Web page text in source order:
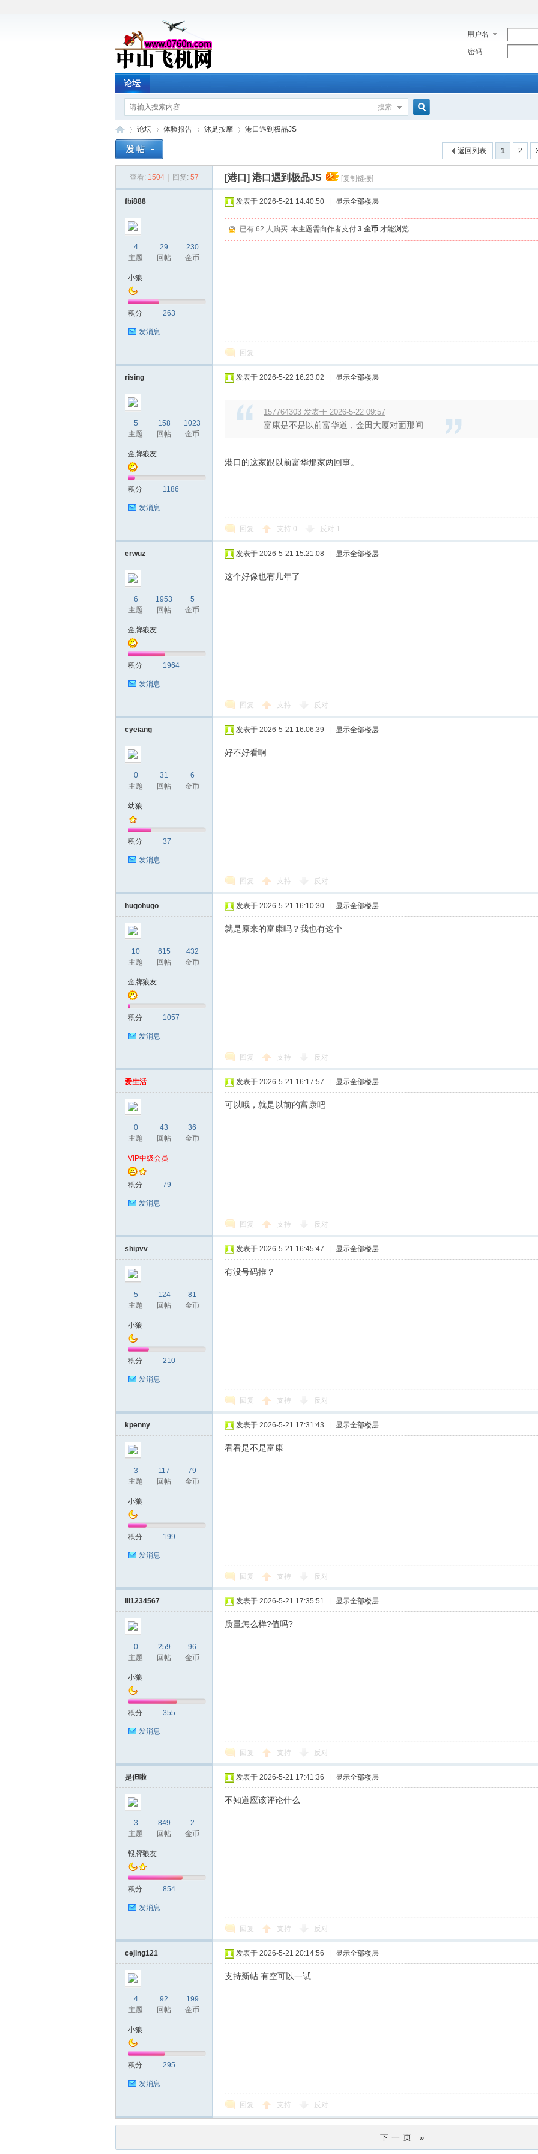
用户名
密码
论坛
搜索
机
论坛
›
体验报告
›
沐足按摩
›
港口遇到极品JS
1 2
返回列表
查看: 1504 回复: 57 [港口] 港口遇到极品JS [复制链接]
fbi888
4
主题
29
回帖
230
金币
小狼
积分 263
发消息
发表于 2026-5-21 14:40:50 显示全部楼层
已有 62 人购买 本主题需向作者支付 3 金币 才能浏览
回复
rising
5
主题
158
回帖
1023
金币
金牌狼友
积分 1186
发消息
发表于 2026-5-22 16:23:02 显示全部楼层
157764303 发表于 2026-5-22 09:57
富康是不是以前富华道，金田大厦对面那间
港口的这家跟以前富华那家两回事。
回复 支持 0 反对 1
erwuz
6
主题
1953
回帖
5
金币
金牌狼友
积分 1964
发消息
发表于 2026-5-21 15:21:08 显示全部楼层
这个好像也有几年了
回复 支持 反对
cyeiang
0
主题
31
回帖
6
金币
幼狼
积分 37
发消息
发表于 2026-5-21 16:06:39 显示全部楼层
好不好看啊
回复 支持 反对
hugohugo
10
主题
615
回帖
432
金币
金牌狼友
积分 1057
发消息
发表于 2026-5-21 16:10:30 显示全部楼层
就是原来的富康吗？我也有这个
回复 支持 反对
爱生活
0
主题
43
回帖
36
金币
VIP中级会员
积分 79
发消息
发表于 2026-5-21 16:17:57 显示全部楼层
可以哦，就是以前的富康吧
回复 支持 反对
shipvv
5
主题
124
回帖
81
金币
小狼
积分 210
发消息
发表于 2026-5-21 16:45:47 显示全部楼层
有没号码推？
回复 支持 反对
kpenny
3
主题
117
回帖
79
金币
小狼
积分 199
发消息
发表于 2026-5-21 17:31:43 显示全部楼层
看看是不是富康
回复 支持 反对
lll1234567
0
主题
259
回帖
96
金币
小狼
积分 355
发消息
发表于 2026-5-21 17:35:51 显示全部楼层
质量怎么样?值吗?
回复 支持 反对
是但啦
3
主题
849
回帖
2
金币
银牌狼友
积分 854
发消息
发表于 2026-5-21 17:41:36 显示全部楼层
不知道应该评论什么
回复 支持 反对
cejing121
4
主题
92
回帖
199
金币
小狼
积分 295
发消息
发表于 2026-5-21 20:14:56 显示全部楼层
支持新帖 有空可以一试
回复 支持 反对
下一页 »